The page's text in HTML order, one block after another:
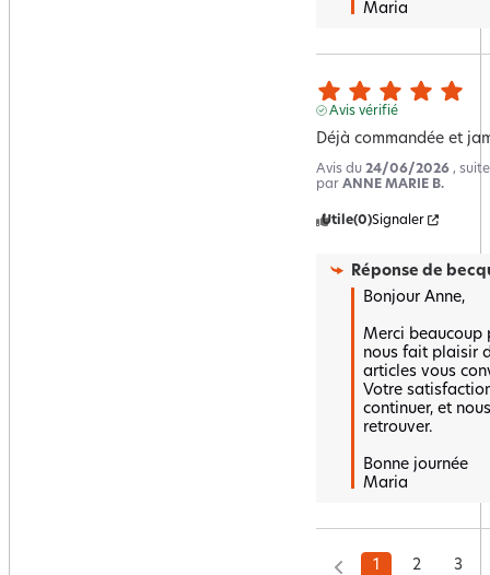
Maria
Avis vérifié
Déjà commandée et
Avis du 24/06/2026 ,
par ANNE MARIE B.
Utile(0)Signaler
Réponse de
Bonjour Anne,
Merci beaucoup
nous fait plaisir
articles vous
Votre
continuer, et
retrouver.
Bonne journée
Maria
1 2 3